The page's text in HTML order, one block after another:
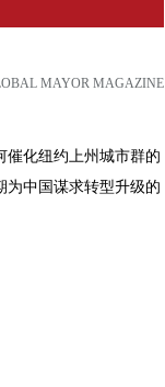
MAYOR MAGAZINE
催化纽约上州城市群的
为中国谋求转型升级的